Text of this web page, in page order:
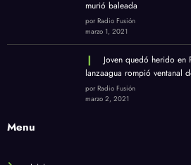
murió baleada
por Radio Fusión
marzo 1, 2021
Joven quedó herido
lanzaagua rompió ventanal
por Radio Fusión
marzo 2, 2021
Menu